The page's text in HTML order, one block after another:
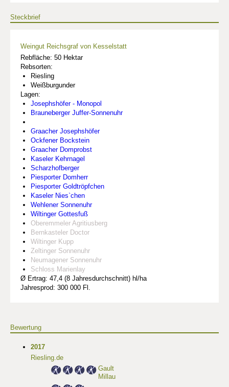
Steckbrief
Weingut Reichsgraf von Kesselstatt
Rebfläche: 50 Hektar
Rebsorten:
Riesling
Weißburgunder
Lagen:
Josephshöfer - Monopol
Brauneberger Juffer-Sonnenuhr
Graacher Josephshöfer
Ockfener Bockstein
Graacher Domprobst
Kaseler Kehrnagel
Scharzhofberger
Piesporter Domherr
Piesporter Goldtröpfchen
Kaseler Nies`chen
Wehlener Sonnenuhr
Wiltinger Gottesfuß
Oberemmeler Agritiusberg
Bernkasteler Doctor
Wiltinger Kupp
Zeltinger Sonnenuhr
Neumagener Sonnenuhr
Schloss Marienlay
Ø Ertrag: 47,4 (8 Jahresdurchschnitt) hl/ha
Jahresprod: 300 000 Fl.
Bewertung
2017
Riesling.de
Gault
Millau